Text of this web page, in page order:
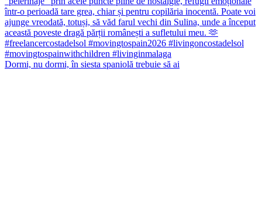
Dormi, nu dormi, în siesta spaniolă trebuie să ai